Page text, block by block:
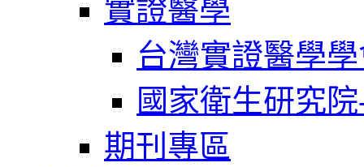
實證醫學
台灣實證醫學
國家衛生研究
期刊專區